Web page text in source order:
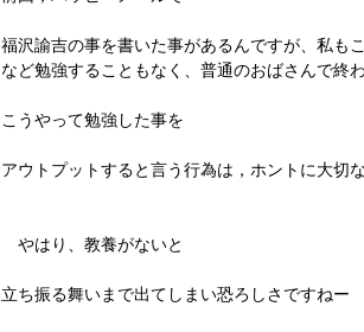
福沢諭吉の事を書いた事があるんですが、私も
など勉強することもなく、普通のおばさんで終
こうやって勉強した事を
アウトプットすると言う行為は，ホントに大切
やはり、教養がないと
立ち振る舞いまで出てしまい恐ろしさですねー